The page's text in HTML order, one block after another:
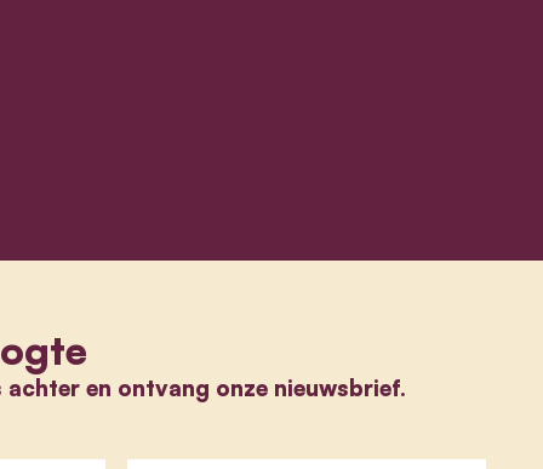
en ontvang onze nieuwsbrief.